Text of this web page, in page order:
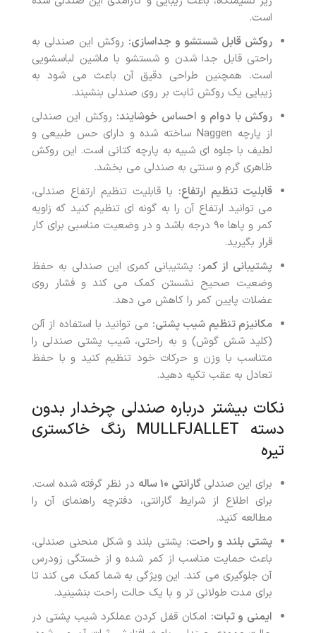
است.
روکش قابل شستشو و جداسازی: روکش این صندلی به
راحتی قابل جدا شدن و شستشو با ماشین لباسشویی
است. همچنین طراحی دقیق آن باعث می شود به
زیبایی یک روکش ثابت بر روی صندلی بنشیند.
روکش با دوام و احساس خوشایند: روکش این صندلی
از پارچه Naggen ساخته شده و دارای حس طبیعی و
لطیف با جلوه ای شبیه به پارچه کتانی است. این روکش
ظاهری گرم و سنتی به صندلی می بخشد.
قابلیت تنظیم ارتفاع: با قابلیت تنظیم ارتفاع صندلی،
می توانید ارتفاع آن را به گونه ای تنظیم کنید که زاویه
کمر و پاها ۹۰ درجه باشد و در وضعیت مناسبی برای کار
قرار بگیرید.
پشتیبانی از کمر: پشتیبانی کمری این صندلی به حفظ
وضعیت صحیح نشستن کمک می کند و فشار روی
عضلات پایین کمر را کاهش می دهد.
مکانیزم تنظیم شیب پشتی: می توانید با استفاده از آلن
(کلید شش گوش) و به راحتی، شیب پشتی صندلی را
متناسب با وزن و حرکات خود تنظیم کنید و با حفظ
تعادل به عقب تکیه دهید.
نکات بیشتر درباره صندلی چرخدار بدون
دسته MULLFJALLET رنگ خاکستری
تیره
برای این صندلی گارانتی 10 ساله
در نظر گرفته شده است.
برای اطلاع از شرایط گارانتی، دفترچه راهنمای آن را
مطالعه کنید.
پشتی بلند و راحت: پشتی بلند و شکل منحنی صندلی،
باعث حمایت مناسب از کمر شده و از خستگی زودرس
آن جلوگیری می کند. این ویژگی به شما کمک می کند تا
برای مدت طولانی تر و با یک حالت راحت بنشینید.
ایمنی و ثبات: امکان قفل کردن عملکرد شیب پشتی در